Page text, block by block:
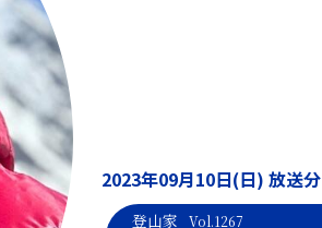
2023年09月10日(日) 放送分
登山家 Vol.1267